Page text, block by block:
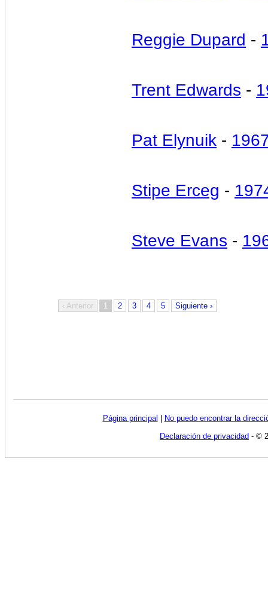
Reggie Dupard -
Trent Edwards -
Pat Elynuik -
Stipe Erceg -
Steve Evans -
‹ Anterior 1 2 3 4 5 Siguiente ›
Página principal | No puedo encontrar la
Declaración de privacidad - ©